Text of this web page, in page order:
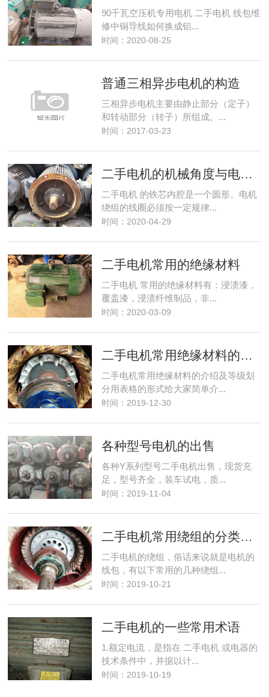
90千瓦空压机专用电机 二手电机 线包维
修中铜导线如何换成铝...
时间：2020-08-25
普通三相异步电机的构造
三相异步电机主要由静止部分（定子）
和转动部分（转子）所组成。...
时间：2017-03-23
二手电机的机械角度与电角度
二手电机 的铁芯内腔是一个圆形。电机
绕组的线圈必须按一定规律...
时间：2020-04-29
二手电机常用的绝缘材料
二手电机 常用的绝缘材料有：浸渍漆，
覆盖漆，浸渍纤维制品，非...
时间：2020-03-09
二手电机常用绝缘材料的介绍及等级划
分用表格的形式给大家简单介...
时间：2019-12-30
各种型号电机的出售
各种Y系列型号二手电机出售，现货充
足，型号齐全，装车试电，质...
时间：2019-11-04
二手电机常用绕组的分类与术语
二手电机的绕组，俗话来说就是电机的
线包，有以下常用的几种绕组...
时间：2019-10-21
二手电机的一些常用术语
1.额定电流，是指在 二手电机 或电器的
技术条件中，并据以计...
时间：2019-10-19